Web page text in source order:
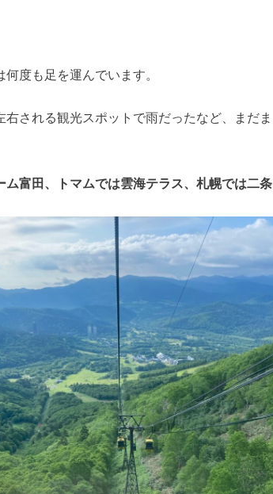
度も足を運んでいます。
される観光スポットで雨だったなど、まだま
ム富田、トマムでは雲海テラス、札幌では二条